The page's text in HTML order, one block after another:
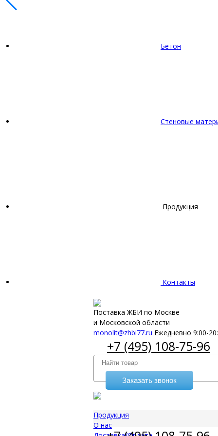
Бетон
Стеновые
Продукция
Контакты
Поставка ЖБИ по Москве
и Московской области
monolit@zhbi77.ru Ежедневно 9:00-
+7 (495) 108-75-96
Заказать звонок
Продукция
О нас